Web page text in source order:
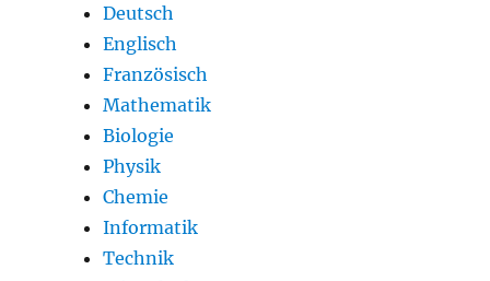
Deutsch
Englisch
Französisch
Mathematik
Biologie
Physik
Chemie
Informatik
Technik